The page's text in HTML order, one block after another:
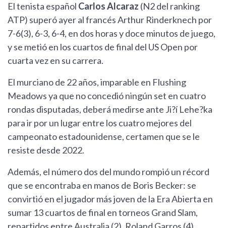
El tenista español Carlos Alcaraz (N2 del ranking
ATP) superó ayer al francés Arthur Rinderknech por
7-6(3), 6-3, 6-4, en dos horas y doce minutos de juego,
y se metió en los cuartos de final del US Open por
cuarta vez en su carrera.
El murciano de 22 años, imparable en Flushing
Meadows ya que no concedió ningún set en cuatro
rondas disputadas, deberá medirse ante Ji?í Lehe?ka
para ir por un lugar entre los cuatro mejores del
campeonato estadounidense, certamen que se le
resiste desde 2022.
Además, el número dos del mundo rompió un récord
que se encontraba en manos de Boris Becker: se
convirtió en el jugador más joven de la Era Abierta en
sumar 13 cuartos de final en torneos Grand Slam,